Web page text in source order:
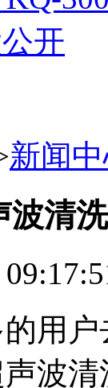
开
新闻
清
用户
波